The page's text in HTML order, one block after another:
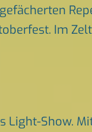
Im
Light-Show.